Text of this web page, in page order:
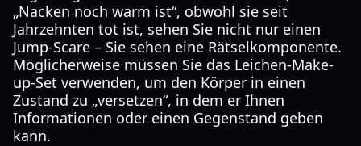
„Nacken noch warm ist“, obwohl sie seit
Jahrzehnten tot ist, sehen Sie nicht nur einen
Jump-Scare – Sie sehen eine Rätselkomponente.
Möglicherweise müssen Sie das Leichen-Make-
up-Set verwenden, um den Körper in einen
Zustand zu „versetzen“, in dem er Ihnen
Informationen oder einen Gegenstand geben
kann.